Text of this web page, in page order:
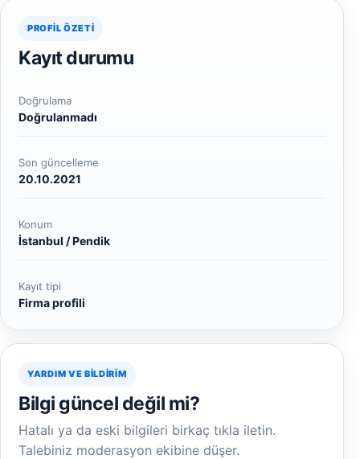
PROFIL ÖZETI
Kayıt durumu
Doğrulama
Doğrulanmadı
Son güncelleme
20.10.2021
Konum
İstanbul / Pendik
Kayıt tipi
Firma profili
YARDIM VE BILDIRIM
Bilgi güncel değil mi?
Hatalı ya da eski bilgileri birkaç tıkla iletin.
Talebiniz moderasyon ekibine düşer.